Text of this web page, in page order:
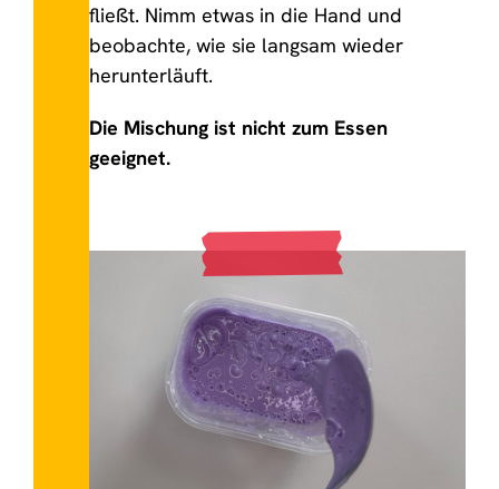
fließt. Nimm etwas in die Hand und
beobachte, wie sie langsam wieder
herunterläuft.
Die Mischung ist nicht zum Essen
geeignet.